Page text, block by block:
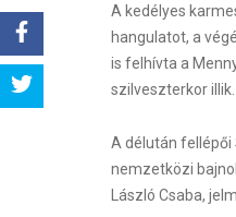
A kedélyes
hangulatot, a
is felhívta a
szilveszterkor illik.
A délután fellépői
nemzetközi
László Csaba,
Share